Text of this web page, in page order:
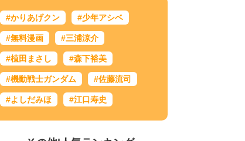
#かりあげクン #少年アシベ
#無料漫画 #三浦涼介
#植田まさし #森下裕美
#機動戦士ガンダム #佐藤流司
#よしだみほ #江口寿史